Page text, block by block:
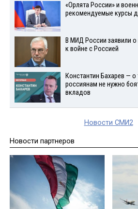
«Орлята России» и
рекомендуемые курсы
В МИД России заявили
к войне с Россией
Константин Бахарев —
россиянам не нужно
вкладов
Новости СМИ2
Новости партнеров